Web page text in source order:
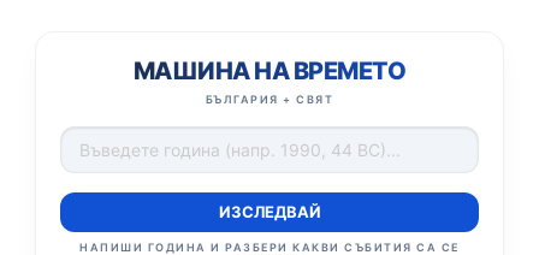
МАШИНА НА ВРЕМЕТО
БЪЛГАРИЯ + СВЯТ
ИЗСЛЕДВАЙ
НАПИШИ ГОДИНА И РАЗБЕРИ КАКВИ СЪБИТИЯ СА СЕ